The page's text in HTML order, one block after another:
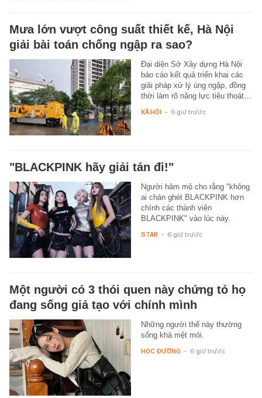
Mưa lớn vượt công suất thiết kế, Hà Nội
giải bài toán chống ngập ra sao?
Đại diện Sở Xây dựng Hà Nội
báo cáo kết quả triển khai các
giải pháp xử lý úng ngập, đồng
thời làm rõ năng lực tiêu thoát…
XÃ HỘI - 6 giờ trước
"BLACKPINK hãy giải tán đi!"
Người hâm mộ cho rằng "không
ai chán ghét BLACKPINK hơn
chính các thành viên
BLACKPINK" vào lúc này.
STAR - 6 giờ trước
Một người có 3 thói quen này chứng tỏ họ
đang sống giả tạo với chính mình
Những người thế này thường
sống khá mệt mỏi.
HỌC ĐƯỜNG - 6 giờ trước